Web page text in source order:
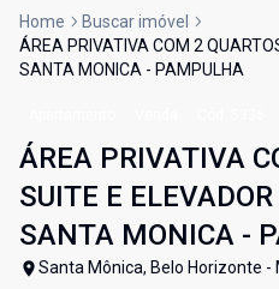
Home
Buscar imóvel
ÁREA PRIVATIVA COM 2
SANTA MONICA - PAMPULHA
ÁREA PRIVATIVA
SUITE E
SANTA MONICA -
Santa Mônica, Belo Horizonte -